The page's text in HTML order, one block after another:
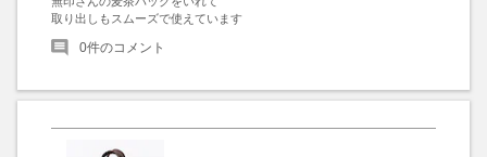
取り出しもスムーズで使えています
0件のコメント